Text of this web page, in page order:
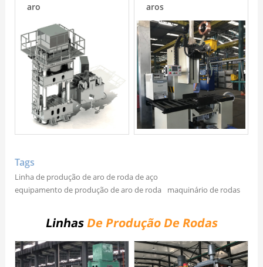
aro
aros
Tags
Linha de produção de aro de roda de aço
equipamento de produção de aro de roda
maquinário de rodas
LinhasDe Produção De Rodas